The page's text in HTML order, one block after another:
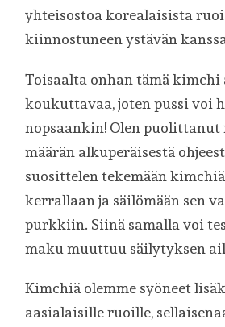
yhteisostoa korealaisista
kiinnostuneen ystävän
Toisaalta onhan tämä kimchi
koukuttavaa, joten pussi voi
nopsaankin! Olen puolittanut
määrän alkuperäisestä
suosittelen tekemään
kerrallaan ja säilömään sen
purkkiin. Siinä samalla voi
maku muuttuu säilytyksen
Kimchiä olemme syöneet
aasialaisille ruoille,